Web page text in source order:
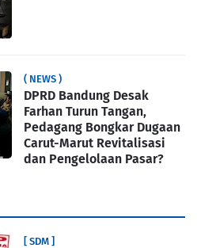
( NEWS )
DPRD Bandung Desak
Farhan Turun Tangan,
Pedagang Bongkar Dugaan
Carut-Marut Revitalisasi
dan Pengelolaan Pasar?
[ SDM ]